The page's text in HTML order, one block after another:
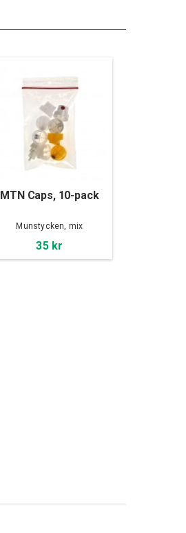
MTN Caps, 10-pack
Munstycken, mix
35 kr